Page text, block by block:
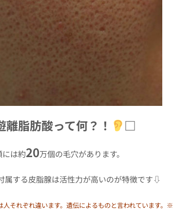
脂肪酸って何？！ □
には約20万個の毛穴があります。
属する皮脂腺は活性力が高いのが特徴です⇩
それぞれ違います。遺伝によるものと言われています。※